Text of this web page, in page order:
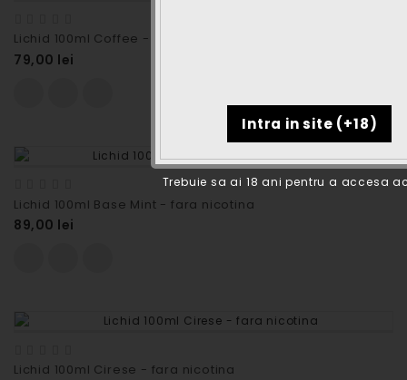
Trebuie sa ai 18 ani pentru a accesa
Lichid 100ml Coffee - fara nicotina
79,00 lei
Lichid 100ml Base Mint - fara nicotina
89,00 lei
Lichid 100ml Cirese - fara nicotina